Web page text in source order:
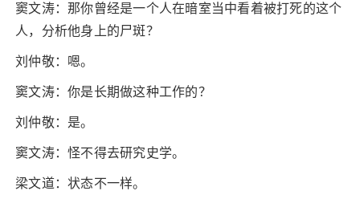
窦文涛：那你曾经是一个人在暗室当中看着被打死的这个
人，分析他身上的尸斑？
刘仲敬：嗯。
窦文涛：你是长期做这种工作的？
刘仲敬：是。
窦文涛：怪不得去研究史学。
梁文道：状态不一样。